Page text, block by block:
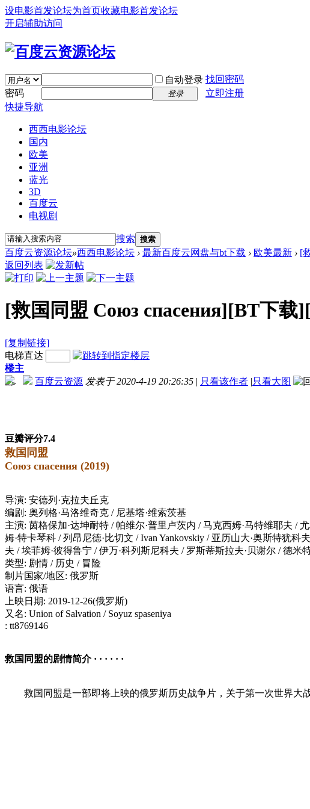
设电影首发论坛为首页收藏电影首发论坛
开启辅助访问
自动登录 找回密码
密码
登录
立即注册
快捷导航
西西电影论坛
国内
欧美
亚洲
蓝光
3D
百度云
电视剧
搜索 搜索
百度云资源论坛»西西电影论坛 › 最新百度云网盘与bt下载 › 欧美最新 › [
返回列表
[救国同盟 Союз спасения][BT下载
[复制链接]
电梯直达
楼主
百度云资源 发表于 2020-4-19 20:26:35 | 只看该作者 |只看大图
-->
豆瓣评分7.4
救国同盟
Союз спасения (2019)
导演: 安德列·克拉夫丘克
编剧: 奥列格·马洛维奇克 / 尼基塔·维索茨基
主演: 茵格保加·达坤耐特 / 帕维尔·普里卢茨内 / 马克西姆·马特维耶夫 /
姆·特卡琴科 / 列昂尼德·比切文 / Ivan Yankovskiy / 亚历山大·奥斯特犹
夫 / 埃菲姆·彼得鲁宁 / 伊万·科列斯尼科夫 / 罗斯蒂斯拉夫·贝谢尔 / 德米
类型: 剧情 / 历史 / 冒险
制片国家/地区: 俄罗斯
语言: 俄语
上映日期: 2019-12-26(俄罗斯)
又名: Union of Salvation / Soyuz spaseniya
: tt8769146
救国同盟的剧情简介 · · · · · ·
救国同盟是一部即将上映的俄罗斯历史战争片，关于第一次世界大战